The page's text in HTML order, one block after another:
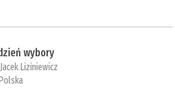
wybory
Jacek Liziniewicz